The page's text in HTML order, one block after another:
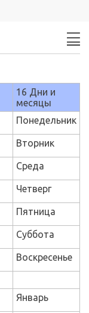
16 Дни и
месяцы
Понедельник
Вторник
Среда
Четверг
Пятница
Суббота
Воскресенье
Январь